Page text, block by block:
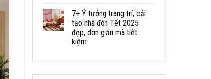
7+ Ý tưởng trang trí, cải
tạo nhà đón Tết 2025
đẹp, đơn giản mà tiết
kiệm